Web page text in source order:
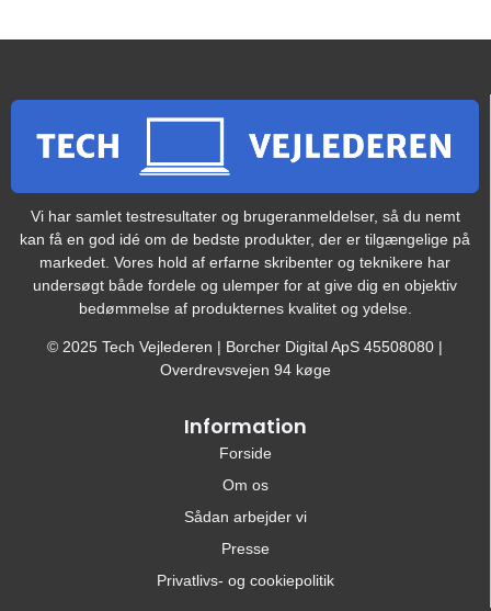
Vi har samlet testresultater og brugeranmeldelser, så du nemt
kan få en god idé om de bedste produkter, der er tilgængelige på
markedet. Vores hold af erfarne skribenter og teknikere har
undersøgt både fordele og ulemper for at give dig en objektiv
bedømmelse af produkternes kvalitet og ydelse.
© 2025 Tech Vejlederen | Borcher Digital ApS 45508080 |
Overdrevsvejen 94 køge
Information
Forside
Om os
Sådan arbejder vi
Presse
Privatlivs- og cookiepolitik